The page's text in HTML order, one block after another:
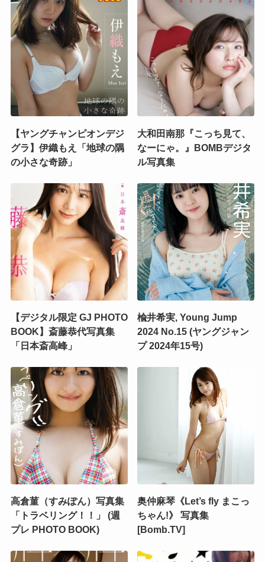
【ヤングチャンピオンデジ
グラ】伊織もえ「地球の隅
の小さな奇跡」
大和田南那『こっち見て、
なーにゃ。』BOMBデジタ
ル写真集
【デジタル限定 GJ PHOTO
BOOK】斎藤恭代写真集
「日本斎高峰」
楡井希実, Young Jump
2024 No.15 (ヤングジャン
プ 2024年15号)
高倉菫（すみぽん）写真集
「トラベリング！！」 (週
プレ PHOTO BOOK)
奥仲麻琴《Let’s fly まこっ
ちゃん!》 写真集
[Bomb.TV]